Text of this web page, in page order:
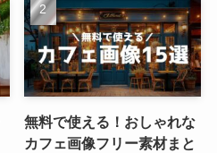
無料で使える！おしゃれな
カフェ画像フリー素材まと